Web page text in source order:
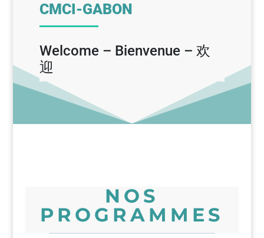
CMCI-GABON
Welcome – Bienvenue – 欢
迎
NOS
PROGRAMMES